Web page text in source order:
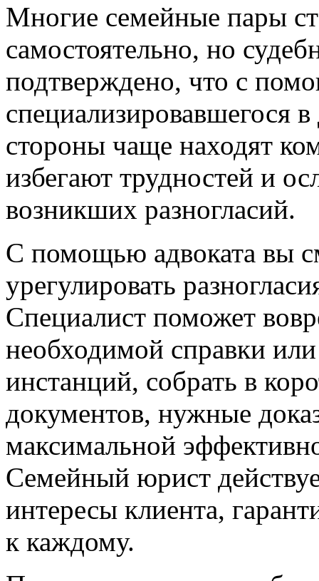
Многие семейные пары
самостоятельно, но
подтверждено, что с
специализировавшегося
стороны чаще находят
избегают трудностей и
возникших разногласий.
С помощью адвоката вы
урегулировать
Специалист поможет
необходимой справки
инстанций, собрать в
документов, нужные
максимальной
Семейный юрист
интересы клиента,
к каждому.